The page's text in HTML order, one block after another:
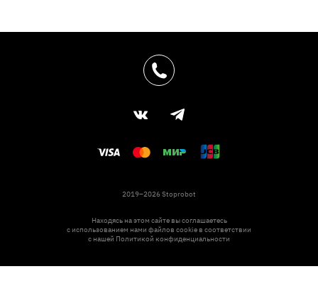
2019–2026 Stoprobot
Находясь на этом сайте вы соглашаетесь
с использованием нами файлов cookie в соответствии
с нашей Политикой конфиденциальности